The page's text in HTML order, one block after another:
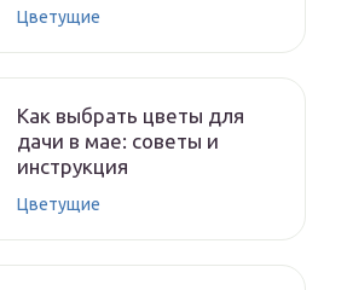
Цветущие
Как выбрать цветы для
дачи в мае: советы и
инструкция
Цветущие